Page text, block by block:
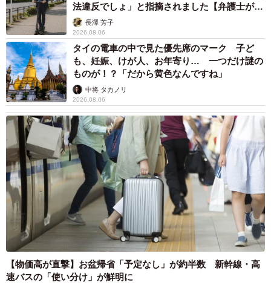
法違反でしょ」と指摘されました【弁護士が解
説】長澤 芳子
2026.08.06
タイの電車の中で見た優先席のマーク 子ど
も、妊娠、けが人、お年寄り… 一つだけ謎の
ものが！？「だから黄色なんですね」
中将 タカノリ
2026.08.06
【物価高が直撃】お盆帰省「予定なし」が約半数 新幹線・高
速バスの「使い分け」が鮮明に